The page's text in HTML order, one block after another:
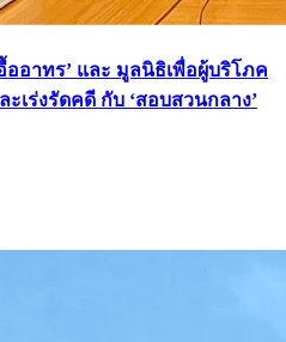
ออาทร’ และ มูลนิธิเพื่อผู้บริโภค
เร่งรัดคดี กับ ‘สอบสวนกลาง’